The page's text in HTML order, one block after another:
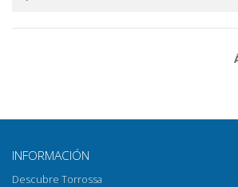
INFORMACIÓN
Descubre Torrossa